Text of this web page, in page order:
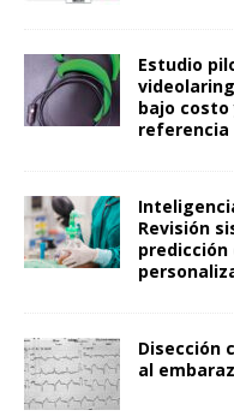
Estudio
bajo costo
referencia
Revisión
predicción
Disección
al